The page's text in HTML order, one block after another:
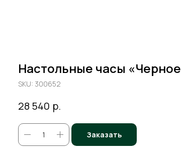
Настольные часы
SKU: 300652
28 540 р.
Заказать